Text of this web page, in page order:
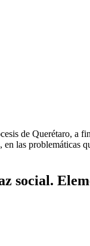
de Querétaro,
las